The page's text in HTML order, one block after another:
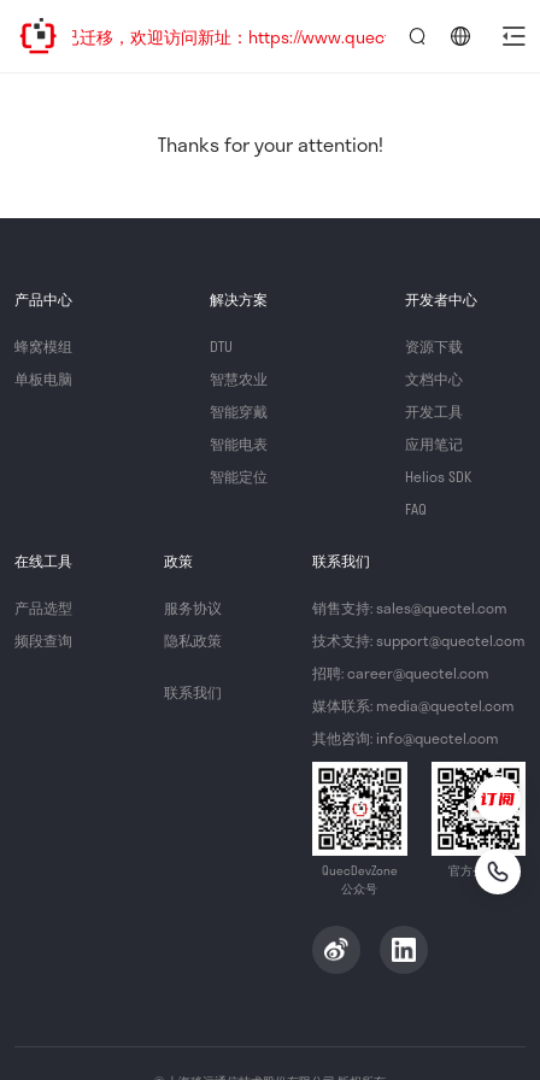
站地址已迁移，欢迎访问新址：https://www.quectel.com.cn
Thanks for your attention!
产品中心
蜂窝模组
单板电脑
解决方案
DTU
智慧农业
智能穿戴
智能电表
智能定位
开发者中心
资源下载
文档中心
开发工具
应用笔记
Helios SDK
FAQ
在线工具
产品选型
频段查询
政策
服务协议
隐私政策
联系我们
联系我们
销售支持: sales@quectel.com
技术支持: support@quectel.com
招聘: career@quectel.com
媒体联系: media@quectel.com
其他咨询: info@quectel.com
QuecDevZone
公众号
官方公众号